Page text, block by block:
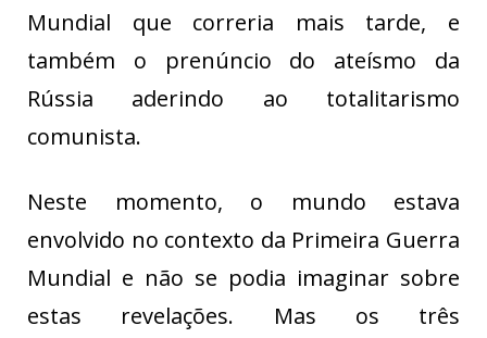
Mundial que correria mais tarde, e
também o prenúncio do ateísmo da
Rússia aderindo ao totalitarismo
comunista.
Neste momento, o mundo estava
envolvido no contexto da Primeira Guerra
Mundial e não se podia imaginar sobre
estas revelações. Mas os três